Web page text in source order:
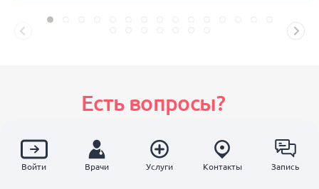
Есть вопросы?
с радостью на них ответим!
Войти Врачи Услуги Контакты Запись